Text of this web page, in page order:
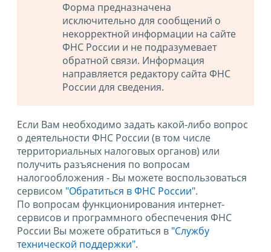
Форма предназначена
исключительно для сообщений о
некорректной информации на сайте
ФНС России и не подразумевает
обратной связи. Информация
направляется редактору сайта ФНС
России для сведения.
Если Вам необходимо задать какой-либо вопрос
о деятельности ФНС России (в том числе
территориальных налоговых органов) или
получить разъяснения по вопросам
налогообложения - Вы можете воспользоваться
сервисом "Обратиться в ФНС России".
По вопросам функционирования интернет-
сервисов и программного обеспечения ФНС
России Вы можете обратиться в "Службу
технической поддержки".